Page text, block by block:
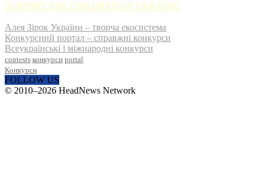
SUPPORT THE CHILDREN OF UKRAINE
Алея Зірок України – творча екосистема
Конкурсний портал – справжні конкурси
Всеукраїнські і міжнародні конкурси
contests конкурси portal
Конкурси
FOLLOW US
© 2010–2026 HeadNews Network